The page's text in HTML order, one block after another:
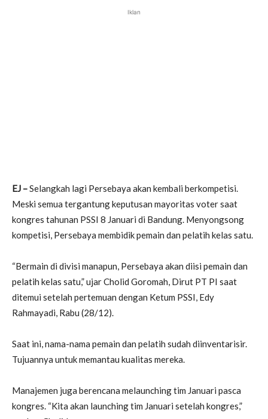
Iklan
EJ –Selangkah lagi Persebaya akan kembali berkompetisi.
Meski semua tergantung keputusan mayoritas voter saat
kongres tahunan PSSI 8 Januari di Bandung. Menyongsong
kompetisi, Persebaya membidik pemain dan pelatih kelas satu.
“Bermain di divisi manapun, Persebaya akan diisi pemain dan
pelatih kelas satu,” ujar Cholid Goromah, Dirut PT PI saat
ditemui setelah pertemuan dengan Ketum PSSI, Edy
Rahmayadi, Rabu (28/12).
Saat ini, nama-nama pemain dan pelatih sudah diinventarisir.
Tujuannya untuk memantau kualitas mereka.
Manajemen juga berencana melaunching tim Januari pasca
kongres. “Kita akan launching tim Januari setelah kongres,”